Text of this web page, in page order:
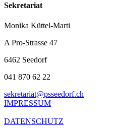
Sekretariat
Monika Küttel-Marti
A Pro-Strasse 47
6462 Seedorf
041 870 62 22
sekretariat@psseedorf.ch
IMPRESSUM
DATENSCHUTZ